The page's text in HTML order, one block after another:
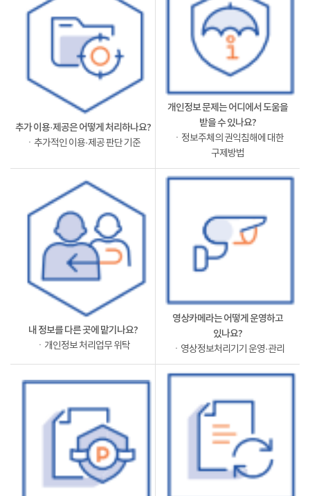
추가 이용·제공은 어떻게 처리하나요?
ㆍ추가적인 이용·제공 판단 기준
개인정보 문제는 어디에서 도움을
받을 수 있나요?
ㆍ정보주체의 권익침해에 대한
구제방법
내 정보를 다른 곳에 맡기나요?
ㆍ개인정보 처리업무 위탁
영상카메라는 어떻게 운영하고
있나요?
ㆍ영상정보처리기기 운영·관리